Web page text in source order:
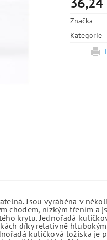
Značka
Kategorie
Jsou vyráběna v
chodem, nízkým třením a
krytu. Jednořadá
díky relativně
kuličková ložiska